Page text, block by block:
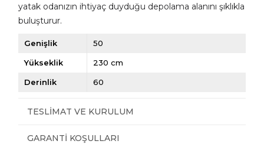
yatak odanızın ihtiyaç duyduğu depolama alanını şıklıkla
buluşturur.
Genişlik 50
Yükseklik 230 cm
Derinlik 60
TESLIMAT VE KURULUM
GARANTI KOŞULLARI